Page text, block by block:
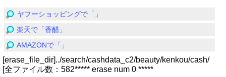
ヤフーショッピングで「」
楽天で「香醋」
AMAZONで「」
[erase_file_dir]../search/cashdata_c2/beauty/kenkou/cash/
[全ファイル数：582***** erase num 0 *****